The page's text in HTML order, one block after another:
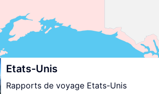
Etats-Unis
Rapports de voyage Etats-Unis